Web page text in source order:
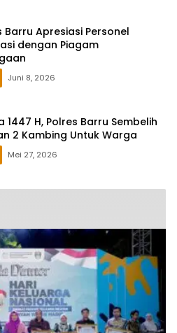
Barru Apresiasi Personel
dengan Piagam
Juni 8, 2026
1447 H, Polres Barru Sembelih
2 Kambing Untuk Warga
Mei 27, 2026